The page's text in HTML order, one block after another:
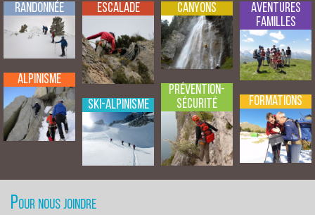
Randonnée
Alpinisme
Escalade
Ski-Alpinisme
Canyons
Prévention-
Sécurité
Aventures
Familles
Formations
Pour nous joindre